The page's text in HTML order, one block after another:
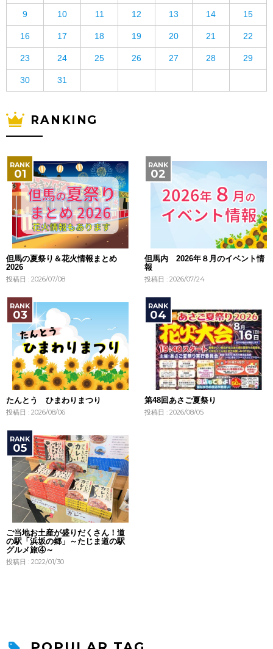
9 10 11 12 13 14 15
16 17 18 19 20 21 22
23 24 25 26 27 28 29
30 31
RANKING
但馬の夏祭り＆花火情報まとめ
2026
投稿日 : 2026/07/08
但馬内 2026年８月のイベント情
報
投稿日 : 2026/07/24
たんとう ひまわりまつり
投稿日 : 2026/08/06
第48回あさご夏祭り
投稿日 : 2026/08/05
ご当地お土産が盛りだくさん！道
の駅「浜坂の郷」～たじま道の駅
グルメ旅④～
投稿日 : 2022/01/30